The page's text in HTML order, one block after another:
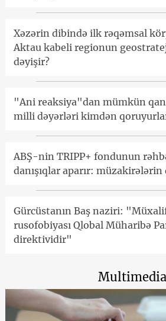
Xəzərin dibində ilk rəqəmsal
Aktau kabeli regionun
dəyişir?
"Ani reaksiya"dan mümkün
milli dəyərləri kimdən
ABŞ-nin TRIPP+ fondunun
danışıqlar aparır: müzakirələrin
Gürcüstanın Baş naziri:
rusofobiyası Qlobal Müharibə
direktividir"
Multimedia